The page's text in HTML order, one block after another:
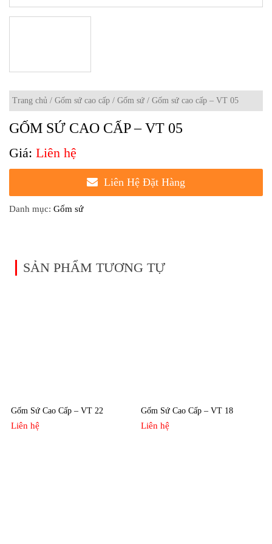
Trang chủ / Gốm sứ cao cấp / Gốm sứ / Gốm sứ cao cấp – VT 05
GỐM SỨ CAO CẤP – VT 05
Liên hệ
Liên Hệ Đặt Hàng
Danh mục: Gốm sứ
SẢN PHẨM TƯƠNG TỰ
Gốm Sứ Cao Cấp – VT 22
Liên hệ
Gốm Sứ Cao Cấp – VT 18
Liên hệ